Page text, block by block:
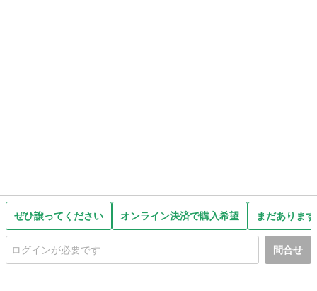
ぜひ譲ってください オンライン決済で購入希望 まだありま
問合せ